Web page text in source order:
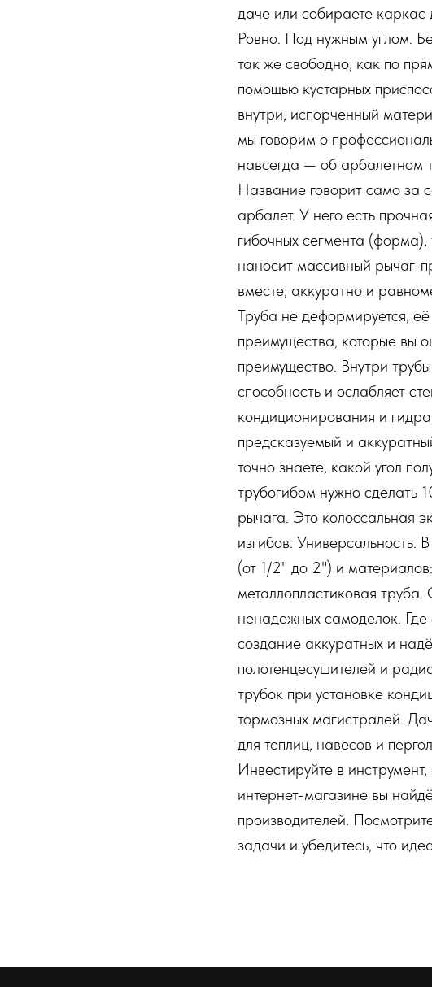
даче или собираете
Ровно. Под нужным углом.
так же свободно, как по
помощью кустарных
внутри, испорченный
мы говорим о
навсегда — об арбалетном
Название говорит само за
арбалет. У него есть
гибочных сегмента
наносит массивный рычаг-
вместе, аккуратно и
Труба не деформируется,
преимущества, которые вы
преимущество. Внутри
способность и ослабляет
кондиционирования и
предсказуемый и
точно знаете, какой угол
трубогибом нужно сделать
рычага. Это колоссальная
изгибов. Универсальность.
(от 1/2" до 2") и
металлопластиковая
ненадежных самоделок.
создание аккуратных и
полотенцесушителей и
трубок при установке
тормозных магистралей.
для теплиц, навесов и
Инвестируйте в
интернет-магазине вы
производителей.
задачи и убедитесь, что